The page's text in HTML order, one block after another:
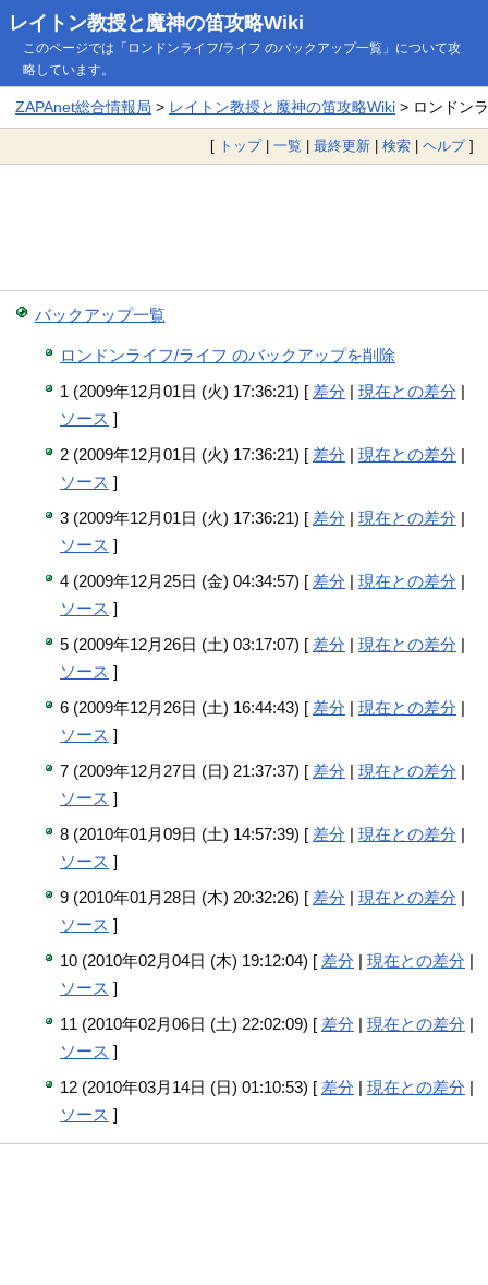
レイトン教授と魔神の笛攻略Wiki
このページでは「ロンドンライフ/ライフ のバックアップ一覧」について攻
略しています。
ZAPAnet総合情報局 > レイトン教授と魔神の笛攻略Wiki> ロンドン
[ トップ| 一覧 | 最終更新 | 検索 | ヘルプ]
バックアップ一覧
ロンドンライフ/ライフ のバックアップを削除
1 (2009年12月01日 (火) 17:36:21) [ 差分 |現在との差分 |
ソース ]
2 (2009年12月01日 (火) 17:36:21) [ 差分 |現在との差分 |
ソース ]
3 (2009年12月01日 (火) 17:36:21) [ 差分 |現在との差分 |
ソース ]
4 (2009年12月25日 (金) 04:34:57) [ 差分 |現在との差分 |
ソース ]
5 (2009年12月26日 (土) 03:17:07) [ 差分 |現在との差分 |
ソース ]
6 (2009年12月26日 (土) 16:44:43) [ 差分 |現在との差分 |
ソース ]
7 (2009年12月27日 (日) 21:37:37) [ 差分 |現在との差分 |
ソース ]
8 (2010年01月09日 (土) 14:57:39) [ 差分 |現在との差分 |
ソース ]
9 (2010年01月28日 (木) 20:32:26) [ 差分 |現在との差分 |
ソース ]
10 (2010年02月04日 (木) 19:12:04) [ 差分 |現在との差分 |
ソース ]
11 (2010年02月06日 (土) 22:02:09) [ 差分 |現在との差分 |
ソース ]
12 (2010年03月14日 (日) 01:10:53) [ 差分 |現在との差分 |
ソース ]